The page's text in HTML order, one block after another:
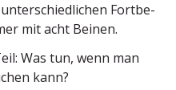
Fortbe­
mit acht Beinen.
Was tun, wenn man
kann?